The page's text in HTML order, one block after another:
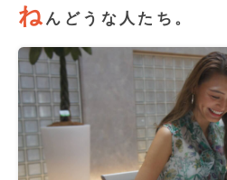
ねんどうな人たち。